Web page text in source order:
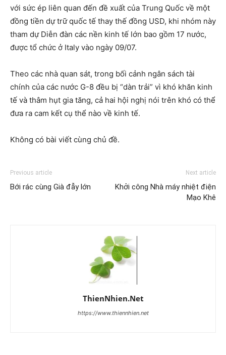
với sức ép liên quan đến đề xuất của Trung Quốc về một
đồng tiền dự trữ quốc tế thay thế đồng USD, khi nhóm này
tham dự Diễn đàn các nền kinh tế lớn bao gồm 17 nước,
được tổ chức ở Italy vào ngày 09/07.
Theo các nhà quan sát, trong bối cảnh ngân sách tài
chính của các nước G-8 đều bị “dàn trải” vì khó khăn kinh
tế và thâm hụt gia tăng, cả hai hội nghị nói trên khó có thể
đưa ra cam kết cụ thể nào về kinh tế.
Không có bài viết cùng chủ đề.
Previous article
Bới rác cùng Già đẫy lớn
Next article
Khởi công Nhà máy nhiệt điện
Mạo Khê
ThienNhien.Net
https://www.thiennhien.net